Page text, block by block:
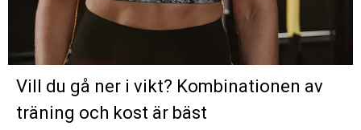
Vill du gå ner i vikt? Kombinationen av
träning och kost är bäst